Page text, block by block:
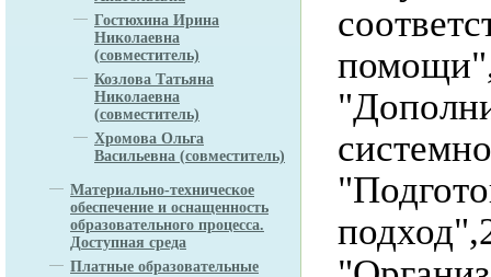
Гостюхина Ирина
Николаевна
(совместитель)
Козлова Татьяна
Николаевна
(совместитель)
Хромова Ольга
Васильевна (совместитель)
Материально-техническое
обеспечение и оснащенность
образовательного процесса.
Доступная среда
Платные образовательные